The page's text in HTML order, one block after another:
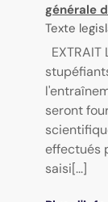
générale
Texte
seront
effectués
saisi[...]